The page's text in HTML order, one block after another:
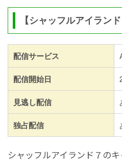
【シャッフルアイラン
配信サービス
配信開始日
見逃し配信
独占配信
シャッフルアイランド７の